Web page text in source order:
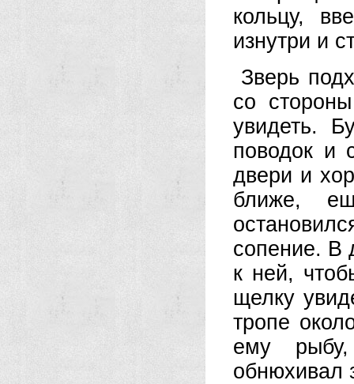
кольцу,
изнутри и
Зверь
со
увидеть.
поводок и
двери и
ближе,
сопение. В
к ней,
щелку
тропе
ему
обнюхивал